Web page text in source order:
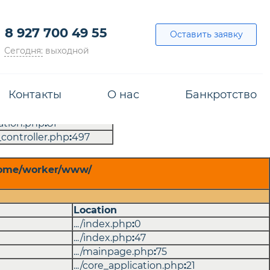
on line
:75
:81
:497
worker/www/
Location
.../index.php:0
.../index.php:47
.../mainpage.php:75
.../core_application.php:21
8 927 700 49 55
Сегодня: выходной
Оставить заявку
Контакты О нас Банкротство